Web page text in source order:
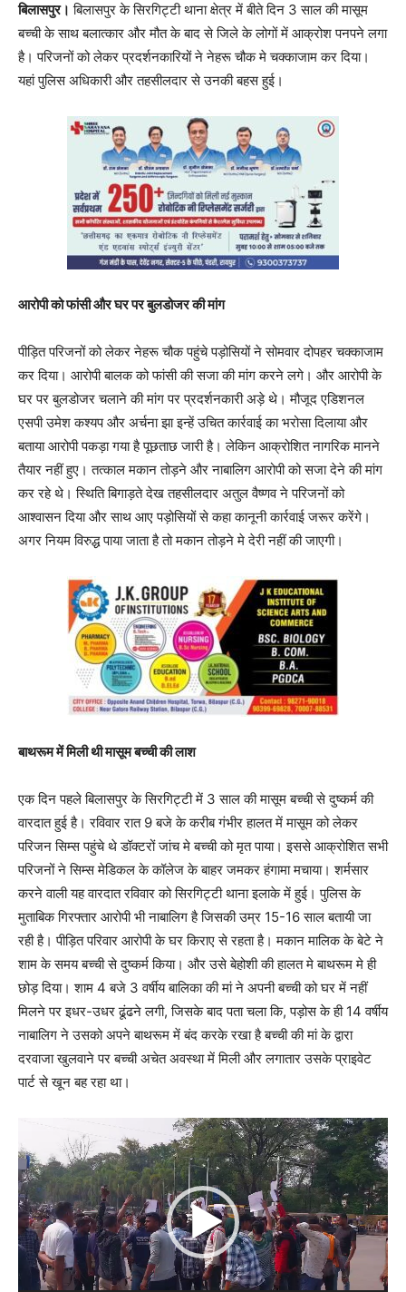
बिलासपुर। बिलासपुर के सिरगिट्टी थाना क्षेत्र में बीते दिन 3 साल की मासूम
बच्ची के साथ बलात्कार और मौत के बाद से जिले के लोगों में आक्रोश पनपने लगा
है। परिजनों को लेकर प्रदर्शनकारियों ने नेहरू चौक मे चक्काजाम कर दिया।
यहां पुलिस अधिकारी और तहसीलदार से उनकी बहस हुई।
आरोपी को फांसी और घर पर बुलडोजर की मांग
पीड़ित परिजनों को लेकर नेहरू चौक पहुंचे पड़ोसियों ने सोमवार दोपहर चक्काजाम
कर दिया। आरोपी बालक को फांसी की सजा की मांग करने लगे। और आरोपी के
घर पर बुलडोजर चलाने की मांग पर प्रदर्शनकारी अड़े थे। मौजूद एडिशनल
एसपी उमेश कश्यप और अर्चना झा इन्हें उचित कार्रवाई का भरोसा दिलाया और
बताया आरोपी पकड़ा गया है पूछताछ जारी है। लेकिन आक्रोशित नागरिक मानने
तैयार नहीं हुए। तत्काल मकान तोड़ने और नाबालिग आरोपी को सजा देने की मांग
कर रहे थे। स्थिति बिगाड़ते देख तहसीलदार अतुल वैष्णव ने परिजनों को
आश्वासन दिया और साथ आए पड़ोसियों से कहा कानूनी कार्रवाई जरूर करेंगे।
अगर नियम विरुद्ध पाया जाता है तो मकान तोड़ने मे देरी नहीं की जाएगी।
बाथरूम में मिली थी मासूम बच्ची की लाश
एक दिन पहले बिलासपुर के सिरगिट्टी में 3 साल की मासूम बच्ची से दुष्कर्म की
वारदात हुई है। रविवार रात 9 बजे के करीब गंभीर हालत में मासूम को लेकर
परिजन सिम्स पहुंचे थे डॉक्टरों जांच मे बच्ची को मृत पाया। इससे आक्रोशित सभी
परिजनों ने सिम्स मेडिकल के कॉलेज के बाहर जमकर हंगामा मचाया। शर्मसार
करने वाली यह वारदात रविवार को सिरगिट्टी थाना इलाके में हुई। पुलिस के
मुताबिक गिरफ्तार आरोपी भी नाबालिग है जिसकी उम्र 15-16 साल बतायी जा
रही है। पीड़ित परिवार आरोपी के घर किराए से रहता है। मकान मालिक के बेटे ने
शाम के समय बच्ची से दुष्कर्म किया। और उसे बेहोशी की हालत मे बाथरूम मे ही
छोड़ दिया। शाम 4 बजे 3 वर्षीय बालिका की मां ने अपनी बच्ची को घर में नहीं
मिलने पर इधर-उधर ढूंढने लगी, जिसके बाद पता चला कि, पड़ोस के ही 14 वर्षीय
नाबालिग ने उसको अपने बाथरूम में बंद करके रखा है बच्ची की मां के द्वारा
दरवाजा खुलवाने पर बच्ची अचेत अवस्था में मिली और लगातार उसके प्राइवेट
पार्ट से खून बह रहा था।
i
d
e
o
P